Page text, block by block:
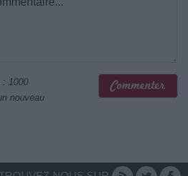
: 1000
nouveau